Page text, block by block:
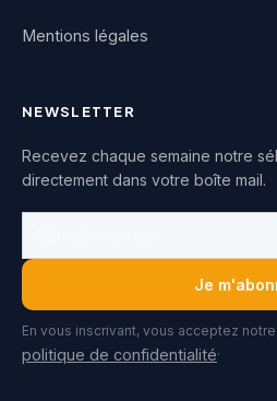
Mentions légales
NEWSLETTER
Recevez chaque semaine notre
directement dans votre boîte mail.
Je
En vous inscrivant, vous acceptez notre
politique de confidentialité.